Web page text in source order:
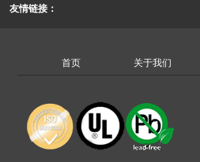
友情链接：
首页 关于我们